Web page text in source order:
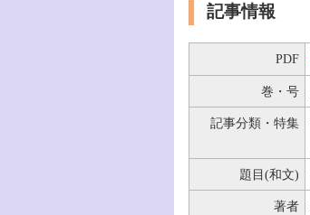
記事情報
PDF
巻・号
記事分類・特集
題目(和文)
著者